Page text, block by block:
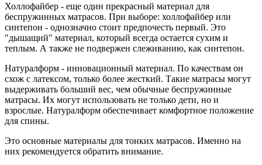
Холлофайбер - еще один прекрасный материал для
беспружинных матрасов. При выборе: холлофайбер или
синтепон - однозначно стоит предпочесть первый. Это
"дышащий" материал, который всегда остается сухим и
теплым. А также не подвержен слеживанию, как синтепон.
Натуралформ - инновационный материал. По качествам он
схож с латексом, только более жесткий. Такие матрасы могут
выдерживать больший вес, чем обычные беспружинные
матрасы. Их могут использовать не только дети, но и
взрослые. Натуралформ обеспечивает комфортное положение
для спины.
Это основные материалы для тонких матрасов. Именно на
них рекомендуется обратить внимание.